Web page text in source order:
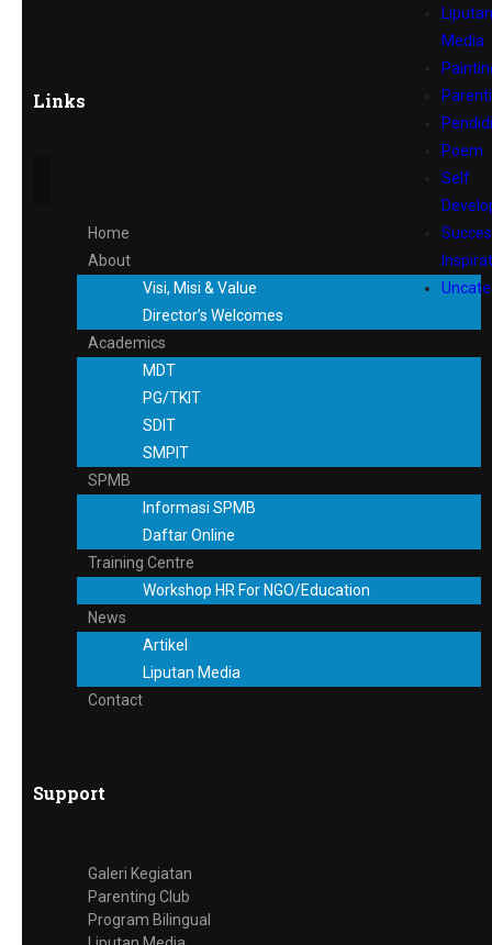
Media
Poem
Self
Links
Home
About
Visi, Misi & Value
Director’s Welcomes
Academics
MDT
PG/TKIT
SDIT
SMPIT
SPMB
Informasi SPMB
Daftar Online
Training Centre
Workshop HR For NGO/Education
News
Artikel
Liputan Media
Contact
Support
Galeri Kegiatan
Parenting Club
Program Bilingual